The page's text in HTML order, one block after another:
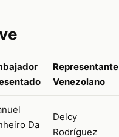
Representante
Venezolano
Da
Delcy
Rodríguez